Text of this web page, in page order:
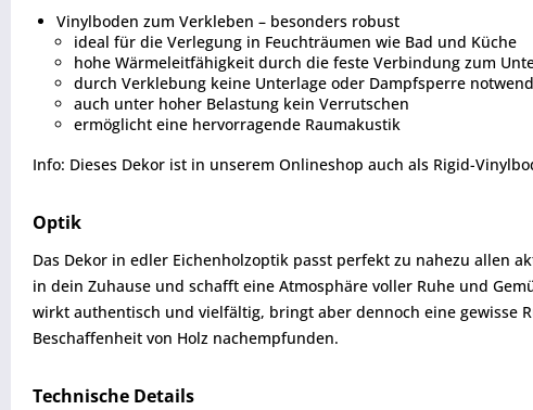
Vinylboden zum Verkleben – besonders robust
ideal für die Verlegung in Feuchträumen wie Bad und Küche
hohe Wärmeleitfähigkeit durch die feste Verbindung zum
durch Verklebung keine Unterlage oder Dampfsperre
auch unter hoher Belastung kein Verrutschen
ermöglicht eine hervorragende Raumakustik
Info: Dieses Dekor ist in unserem Onlineshop auch als Rigid-
Optik
Das Dekor in edler Eichenholzoptik passt perfekt zu nahezu allen
in dein Zuhause und schafft eine Atmosphäre voller Ruhe und
wirkt authentisch und vielfältig, bringt aber dennoch eine gewisse
Beschaffenheit von Holz nachempfunden.
Technische Details